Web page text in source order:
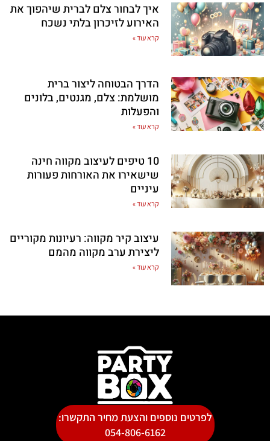
איך לבחור צלם לברית שיהפוך את
האירוע לזיכרון בלתי נשכח
קרא עוד »
הדרך הבטוחה ליצור ברית
מושלמת: צלם, מגנטים, בלונים
והפעלות
קרא עוד »
10 טיפים לעיצוב מקווה חינה
שישאירו את האורחות פעורות
עיניים
קרא עוד »
עיצוב קיר מקווה: רעיונות מקוריים
ליצירת ערב מקווה מהמם
קרא עוד »
לפרטים נוספים והצעת מחיר התקשרו:
054-806-6162